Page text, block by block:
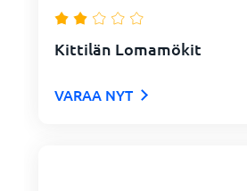
Kittilän Lomamökit
VARAA NYT